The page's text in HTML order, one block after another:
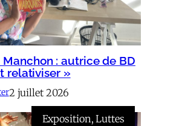
: autrice de BD
relativiser »
2 juillet 2026
Exposition, Luttes